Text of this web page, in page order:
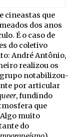
cineastas que
dos anos
É o caso de
do coletivo
André Antônio,
realizou os
grupo notabilizou-
por articular
, fundindo
que
muito
do